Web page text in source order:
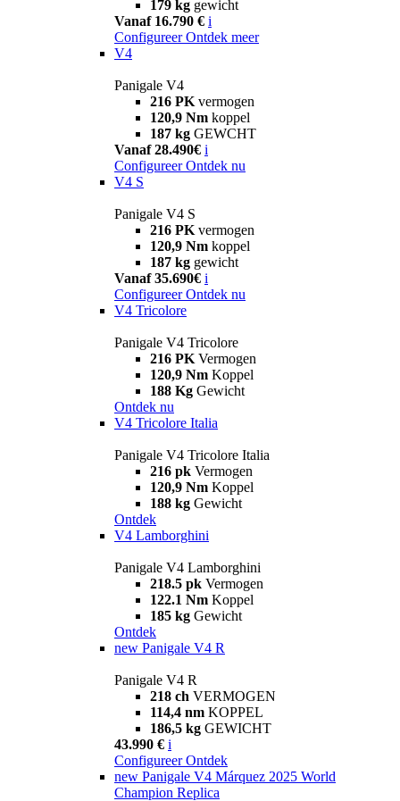
179 kg gewicht
Vanaf 16.790 € i
Configureer Ontdek meer
V4
Panigale V4
216 PK vermogen
120,9 Nm koppel
187 kg GEWCHT
Vanaf 28.490€ i
Configureer Ontdek nu
V4 S
Panigale V4 S
216 PK vermogen
120,9 Nm koppel
187 kg gewicht
Vanaf 35.690€ i
Configureer Ontdek nu
V4 Tricolore
Panigale V4 Tricolore
216 PK Vermogen
120,9 Nm Koppel
188 Kg Gewicht
Ontdek nu
V4 Tricolore Italia
Panigale V4 Tricolore Italia
216 pk Vermogen
120,9 Nm Koppel
188 kg Gewicht
Ontdek
V4 Lamborghini
Panigale V4 Lamborghini
218.5 pk Vermogen
122.1 Nm Koppel
185 kg Gewicht
Ontdek
new Panigale V4 R
Panigale V4 R
218 ch VERMOGEN
114,4 nm KOPPEL
186,5 kg GEWICHT
43.990 € i
Configureer Ontdek
new Panigale V4 Márquez 2025 World
Champion Replica